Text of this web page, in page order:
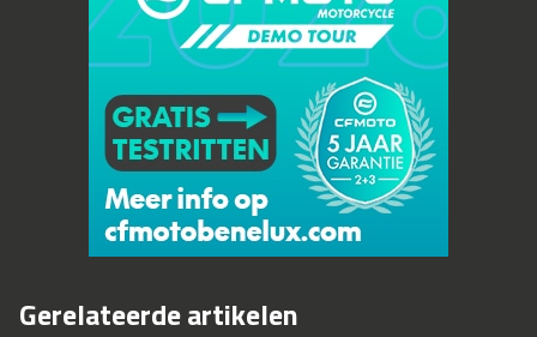
Gerelateerde artikelen